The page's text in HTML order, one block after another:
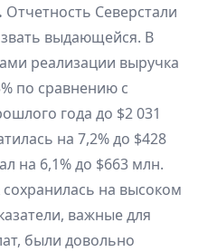
Отчетность Северстали
выдающейся. В
реализации выручка
по сравнению с
года до $2 031
на 7,2% до $428
на 6,1% до $663 млн.
на высоком
важные для
были довольно